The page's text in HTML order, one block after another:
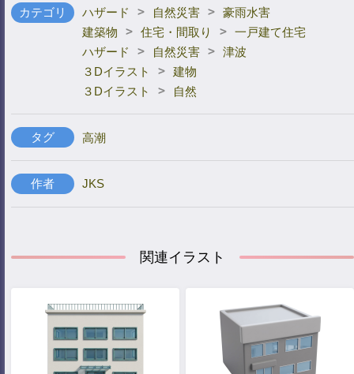
カテゴリ ハザード > 自然災害 > 豪雨水害
建築物
> 住宅・間取り > 一戸建て住宅
ハザード
> 自然災害 > 津波
３Dイラスト
> 建物
３Dイラスト
> 自然
タグ 高潮
作者 JKS
関連イラスト